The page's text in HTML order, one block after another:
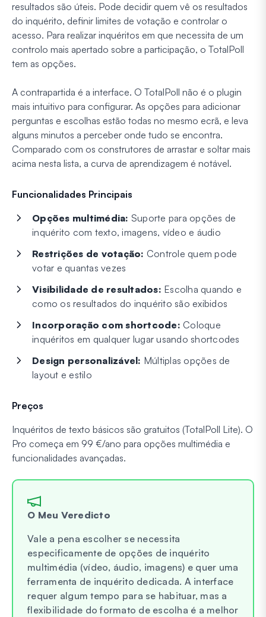
resultados são úteis. Pode decidir quem vê os resultados
do inquérito, definir limites de votação e controlar o
acesso. Para realizar inquéritos em que necessita de um
controlo mais apertado sobre a participação, o TotalPoll
tem as opções.
A contrapartida é a interface. O TotalPoll não é o plugin
mais intuitivo para configurar. As opções para adicionar
perguntas e escolhas estão todas no mesmo ecrã, e leva
alguns minutos a perceber onde tudo se encontra.
Comparado com os construtores de arrastar e soltar mais
acima nesta lista, a curva de aprendizagem é notável.
Funcionalidades Principais
Opções multimédia: Suporte para opções de
inquérito com texto, imagens, vídeo e áudio
Restrições de votação: Controle quem pode
votar e quantas vezes
Visibilidade de resultados: Escolha quando e
como os resultados do inquérito são exibidos
Incorporação com shortcode: Coloque
inquéritos em qualquer lugar usando shortcodes
Design personalizável: Múltiplas opções de
layout e estilo
Preços
Inquéritos de texto básicos são gratuitos (TotalPoll Lite). O
Pro começa em 99 €/ano para opções multimédia e
funcionalidades avançadas.
O Meu Veredicto
Vale a pena escolher se necessita
especificamente de opções de inquérito
multimédia (vídeo, áudio, imagens) e quer uma
ferramenta de inquérito dedicada. A interface
requer algum tempo para se habituar, mas a
flexibilidade do formato de escolha é a melhor